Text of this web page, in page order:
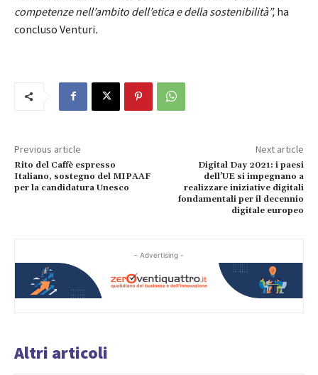
competenze nell’ambito dell’etica e della sostenibilità”, ha
concluso Venturi.
Previous article
Rito del Caffè espresso
Italiano, sostegno del MIPAAF
per la candidatura Unesco
Next article
Digital Day 2021: i paesi
dell’UE si impegnano a
realizzare iniziative digitali
fondamentali per il decennio
digitale europeo
- Advertising -
Altri articoli